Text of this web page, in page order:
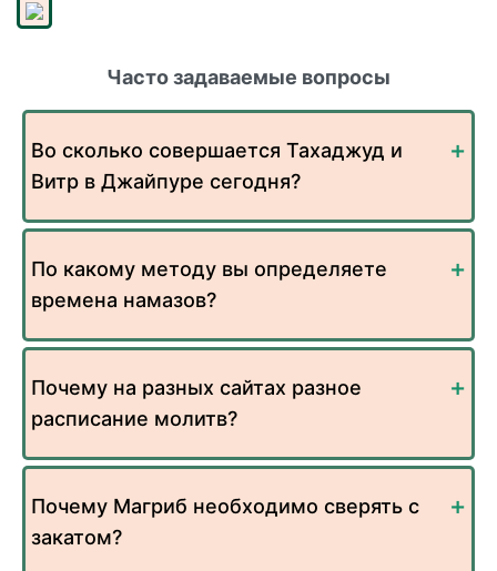
Часто задаваемые вопросы
Во сколько совершается Тахаджуд и
Витр в Джайпуре сегодня?
По какому методу вы определяете
времена намазов?
Почему на разных сайтах разное
расписание молитв?
Почему Магриб необходимо сверять с
закатом?